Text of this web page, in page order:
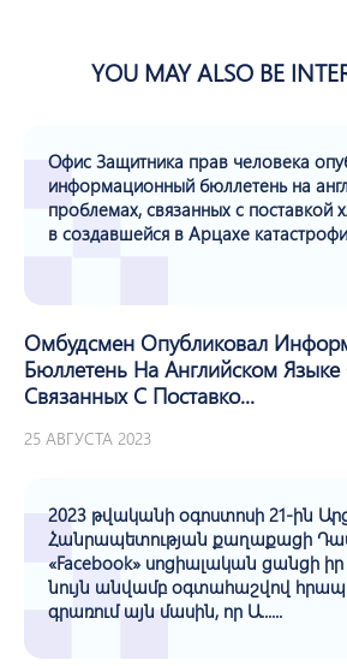
YOU MAY ALSO BE
Офис Защитника прав человека
информационный бюллетень на
проблемах, связанных с поставкой
в создавшейся в Арцахе
Омбудсмен Опубликовал
Бюллетень На Английском
Связанных С Поставко...
25 АВГУСТА 2023
2023 թվականի օգոստոսի 21-ին
Հանրապետության քաղաքացի
«Facebook» սոցիալական ցանցի
նույն անվամբ օգտահաշվով
գրառում այն մասին, որ Ա......